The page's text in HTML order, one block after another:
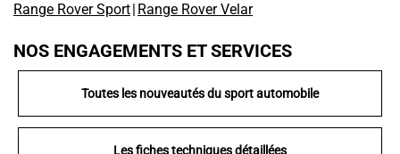
Range Rover Sport| Range Rover Velar
NOS ENGAGEMENTS ET SERVICES
Toutes les nouveautés du sport automobile
Les fiches techniques détaillées